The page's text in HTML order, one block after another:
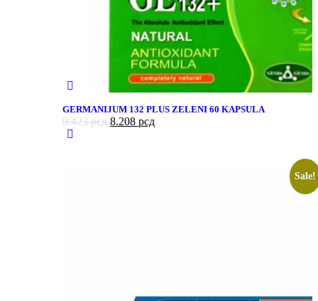
GERMANIJUM 132 PLUS ZELENI 60 KAPSULA
9.423рсд 8.208 рсд
Sale!